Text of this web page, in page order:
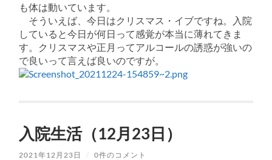
も体は動いています。
そういえば、今日はクリスマス・イブですね。入院
していると今日が何日って感覚が本当に薄れてきま
す。クリスマスや正月ってアルコールの誘惑が強いの
で良いって言えば良いのですが。
入院生活（12月23日）
2021年12月23日 / 0件のコメント